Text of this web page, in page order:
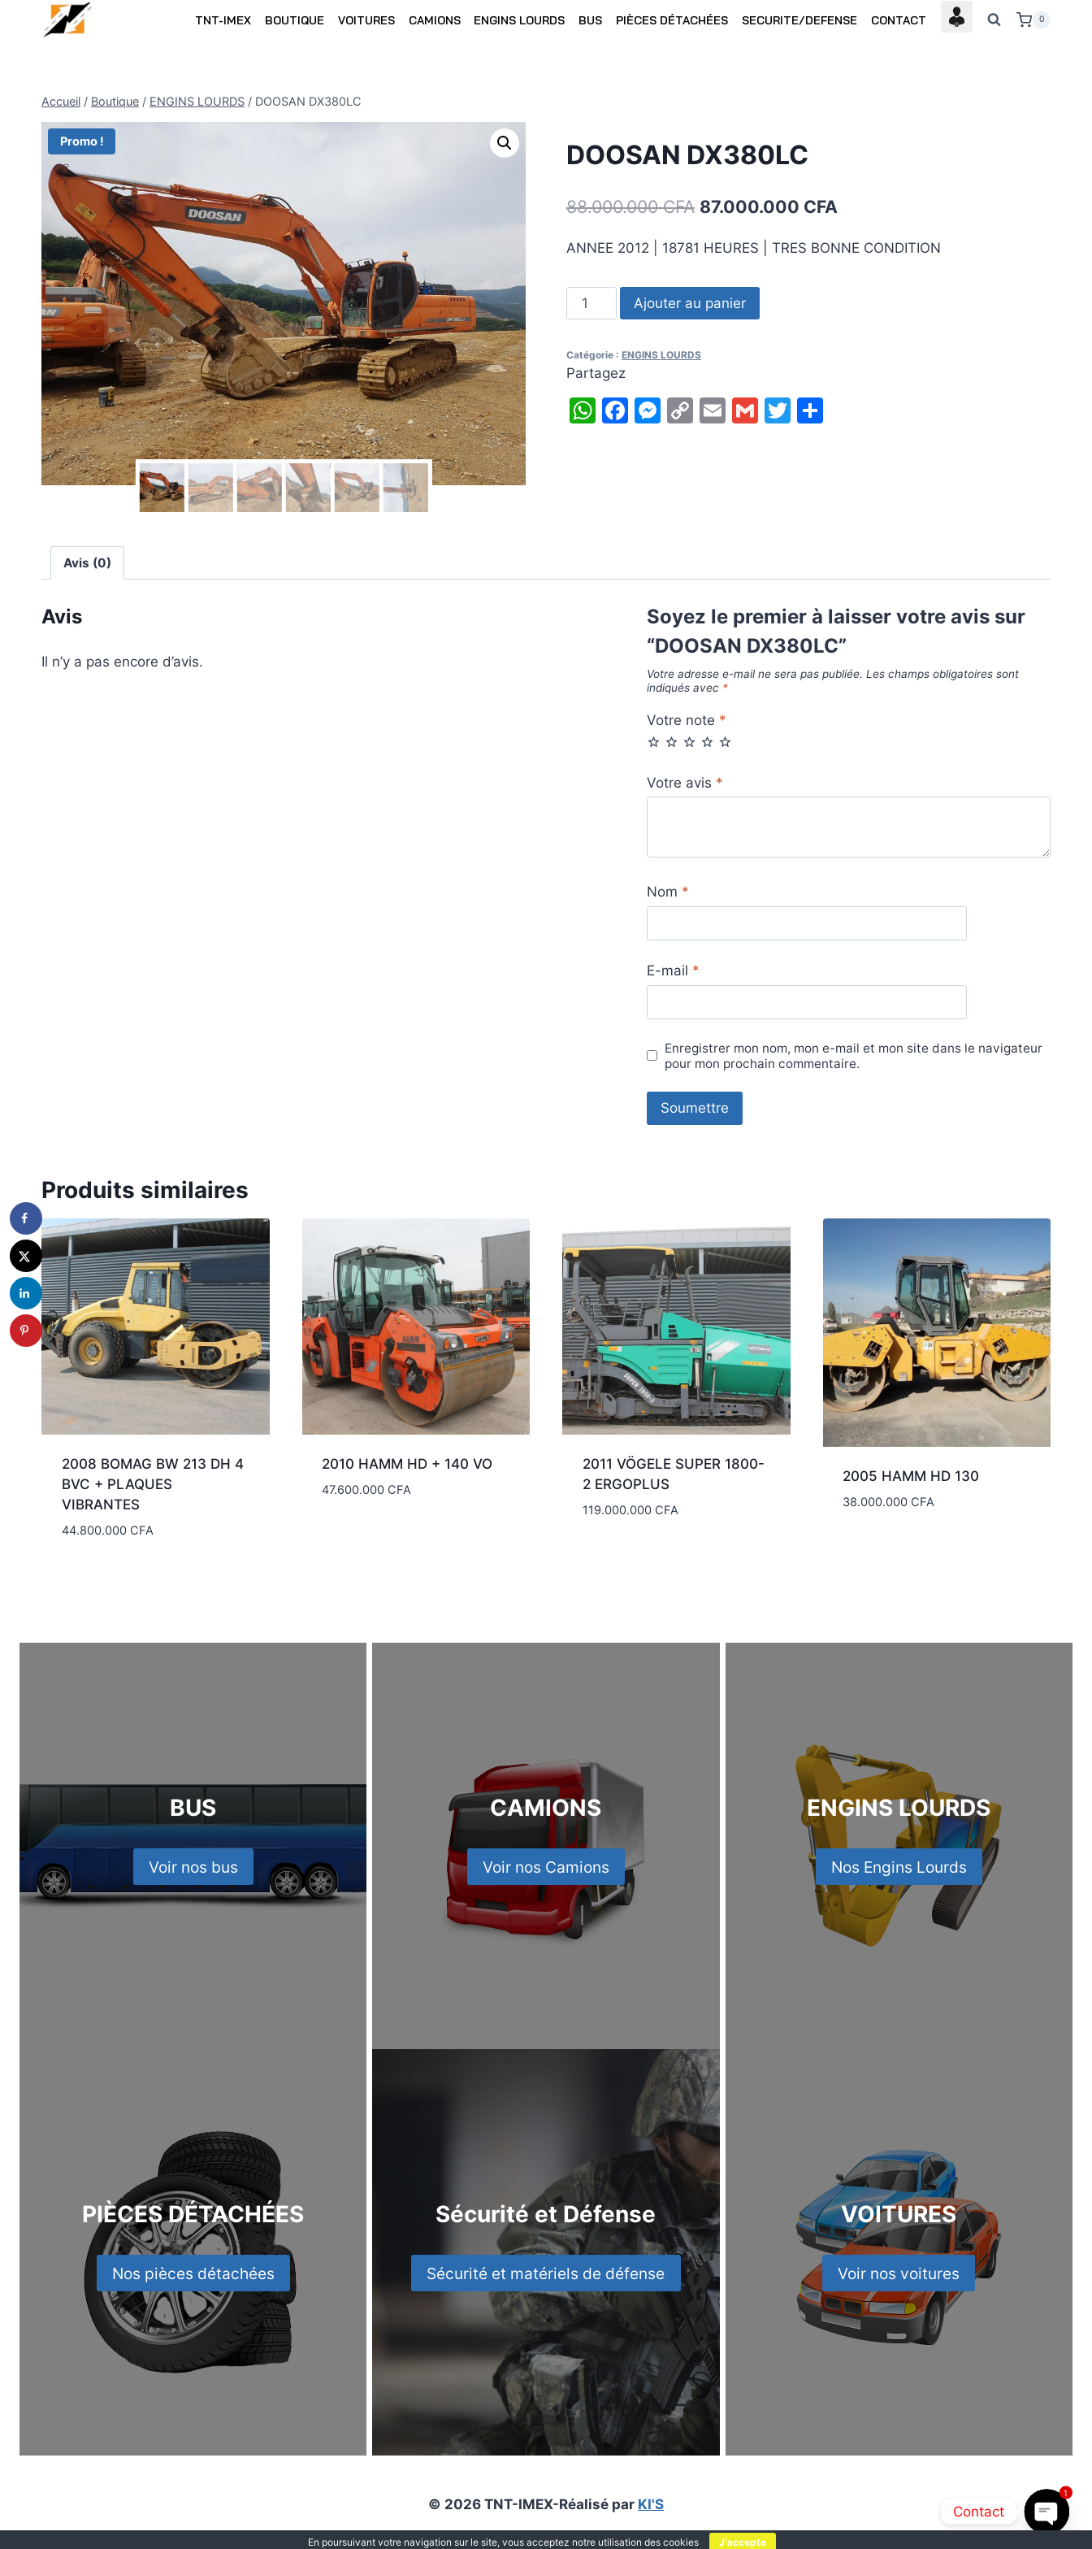
TNT-IMEX BOUTIQUE VOITURES CAMIONS ENGINS LOURDS BUS PIÈCES DÉTACHÉES SECURITE/DEFENSE CONTACT 0
Accueil / Boutique / ENGINS LOURDS / DOOSAN DX380LC
Promo ! DOOSAN DX380LC
88.000.000CFA Le
initial
était :
88.000.000 CFA.
87.000.000 CFALe
actuel
ANNEE 2012 | 18781 HEURES | TRES BONNE CONDITION
quantité
de
DX380LC
Ajouter au panier
Catégorie : ENGINS LOURDS
Partagez
WhatsApp
Facebook
Messenger
CopyEmailGmailTwitter
Partager
Avis (0)
Avis
Il n’y a pas encore d’avis.
Soyez le premier à laisser votre avis sur
“DOOSAN DX380LC”
Votre adresse e-mail ne sera pas publiée. Les champs obligatoires sont
indiqués avec *
Votre note *
Votre avis *
Nom *
E-mail *
Enregistrer mon nom, mon e-mail et mon site dans le navigateur
pour mon prochain commentaire.
Produits similaires
2008 BOMAG BW 213 DH 4
BVC + PLAQUES
VIBRANTES
44.800.000 CFA
2010 HAMM HD + 140 VO
47.600.000 CFA
2011 VÖGELE SUPER 1800-
2 ERGOPLUS
119.000.000 CFA
2005 HAMM HD 130
38.000.000 CFA
BUS
Voir nos bus
CAMIONS
Voir nos Camions
ENGINS LOURDS
Nos Engins Lourds
PIÈCES DÉTACHÉES
Nos pièces détachées
Sécurité et Défense
Sécurité et matériels de défense
VOITURES
Voir nos voitures
© 2026 TNT-IMEX-Réalisé par KI'S
En poursuivant votre navigation sur le site, vous acceptez notre utilisation des cookies J'accepte
Contact
1